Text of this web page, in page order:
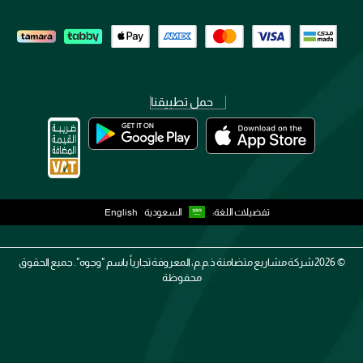
حمل تطبيقنا
تفضيلات اللغة: السعودية English
2026 ©شركة مشاريع متضامنة ذ.م.م، المعروفة تجارياً باسم "وجوه". جميع الحقوق
محفوظة